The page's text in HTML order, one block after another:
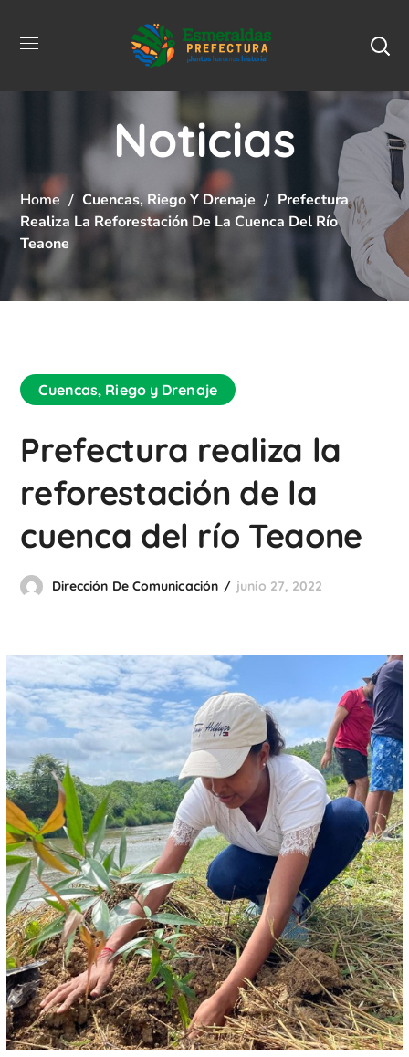
Noticias
Home Cuencas, Riego Y Drenaje
Prefectura
Realiza La Reforestación De La Cuenca Del Río
Teaone
Cuencas, Riego y Drenaje
Prefectura realiza la
reforestación de la
cuenca del río Teaone
Dirección De Comunicación junio 27, 2022